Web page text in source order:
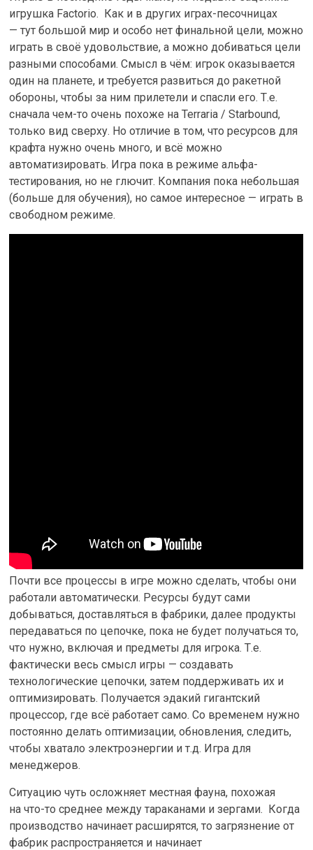
игрушка Factorio. Как и в других играх-песочницах
— тут большой мир и особо нет финальной цели, можно
играть в своё удовольствие, а можно добиваться цели
разными способами. Смысл в чём: игрок оказывается
один на планете, и требуется развиться до ракетной
обороны, чтобы за ним прилетели и спасли его. Т.е.
сначала чем-то очень похоже на Terraria / Starbound,
только вид сверху. Но отличие в том, что ресурсов для
крафта нужно очень много, и всё можно
автоматизировать. Игра пока в режиме альфа-
тестирования, но не глючит. Компания пока небольшая
(больше для обучения), но самое интересное — играть в
свободном режиме.
Почти все процессы в игре можно сделать, чтобы они
работали автоматически. Ресурсы будут сами
добываться, доставляться в фабрики, далее продукты
передаваться по цепочке, пока не будет получаться то,
что нужно, включая и предметы для игрока. Т.е.
фактически весь смысл игры — создавать
технологические цепочки, затем поддерживать их и
оптимизировать. Получается эдакий гигантский
процессор, где всё работает само. Со временем нужно
постоянно делать оптимизации, обновления, следить,
чтобы хватало электроэнергии и т.д. Игра для
менеджеров.
Ситуацию чуть осложняет местная фауна, похожая
на что-то среднее между тараканами и зергами. Когда
производство начинает расширятся, то загрязнение от
фабрик распространяется и начинает